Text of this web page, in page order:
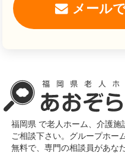
メール
福岡県 で老人ホーム、介護
ご相談下さい。グループホー
無料で、専門の相談員があな